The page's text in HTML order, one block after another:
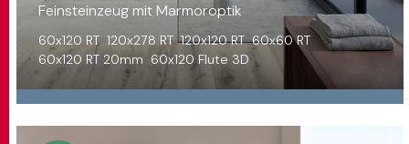
Feinsteinzeug mit Marmoroptik
60x120 RT 120x278 RT 120x120 RT 60x60 RT
60x120 RT 20mm 60x120 Flute 3D